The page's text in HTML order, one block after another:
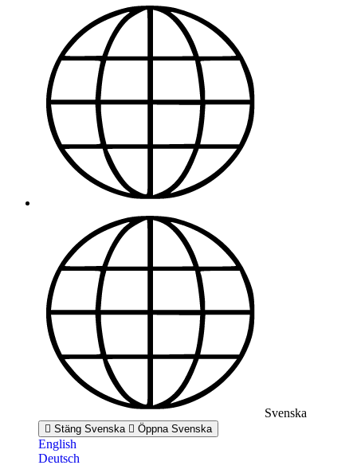
Svenska
Stäng Svenska Öppna Svenska
English
Deutsch